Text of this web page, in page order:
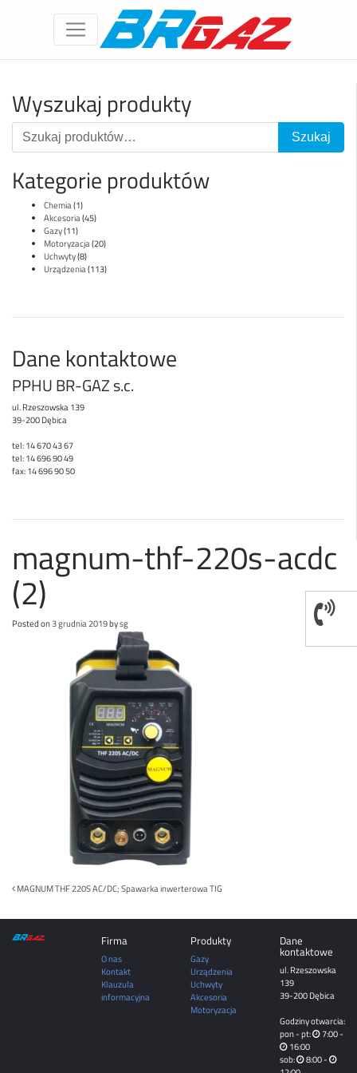
Wyszukaj produkty
Kategorie produktów
Chemia(1)
Akcesoria(45)
Gazy(11)
Motoryzacja(20)
Uchwyty(8)
Urządzenia(113)
Dane kontaktowe
PPHU BR-GAZ s.c.
ul. Rzeszowska 139
39-200 Dębica
tel: 14 670 43 67
tel: 14 696 90 49
fax: 14 696 90 50
magnum-thf-220s-acdc
(2)
Posted on3 grudnia 2019bysg
Post
navigation
MAGNUM THF 220S AC/DC; Spawarka inwerterowa TIG
Firma
O nas
Kontakt
Klauzula
informacyjna
Produkty
Gazy
Urządzenia
Uchwyty
Akcesoria
Motoryzacja
Dane
kontaktowe
ul. Rzeszowska
139
39-200 Dębica
Godziny otwarcia:
pon - pt:
7:00 -
16:00
sob:
8:00 -